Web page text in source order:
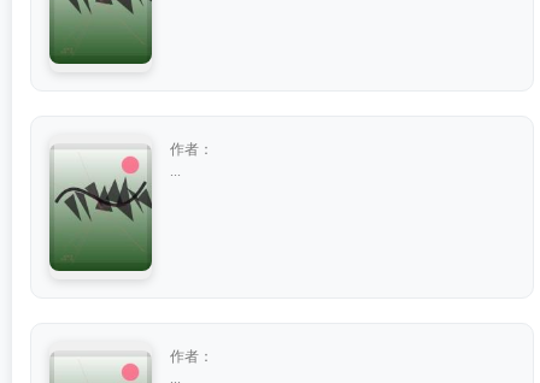
作者：
作者：